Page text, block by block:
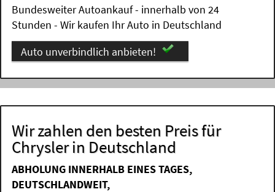
Bundesweiter Autoankauf - innerhalb von 24
Stunden - Wir kaufen Ihr Auto in Deutschland
Auto unverbindlich anbieten!
Wir zahlen den besten Preis für
Chrysler in Deutschland
ABHOLUNG INNERHALB EINES TAGES,
DEUTSCHLANDWEIT,